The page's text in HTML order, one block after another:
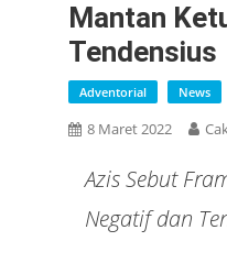
Mantan
Tendensius
Adventorial News
8 Maret 2022
Azis Sebut
Negatif dan